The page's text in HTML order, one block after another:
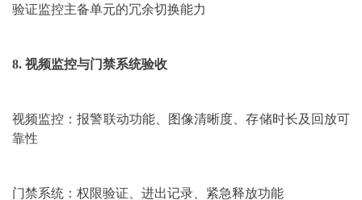
验证监控主备单元的冗余切换能力
8. 视频监控与门禁系统验收
视频监控：报警联动功能、图像清晰度、存储时长及回放可
靠性
门禁系统：权限验证、进出记录、紧急释放功能